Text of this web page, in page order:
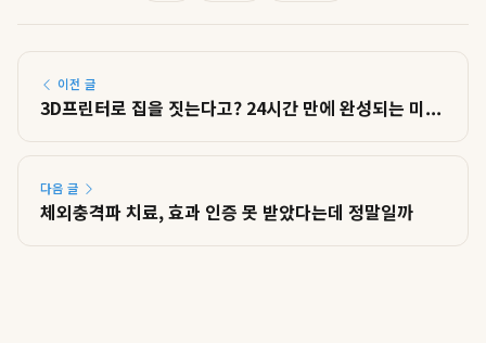
이전 글
3D프린터로 집을 짓는다고? 24시간 만에 완성되는 미...
다음 글
체외충격파 치료, 효과 인증 못 받았다는데 정말일까